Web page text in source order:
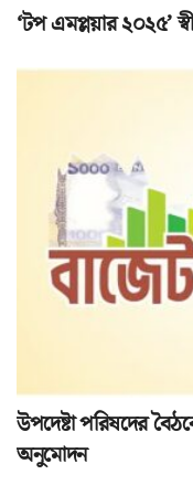
‘টপ এমপ্লয়ার ২০২৫’
উপদেষ্টা পরিষদের
অনুমোদন